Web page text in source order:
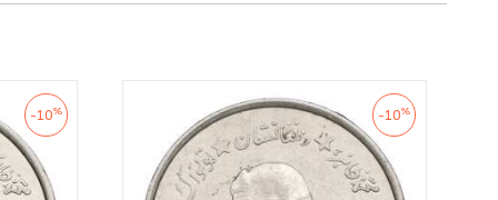
-10% -10%